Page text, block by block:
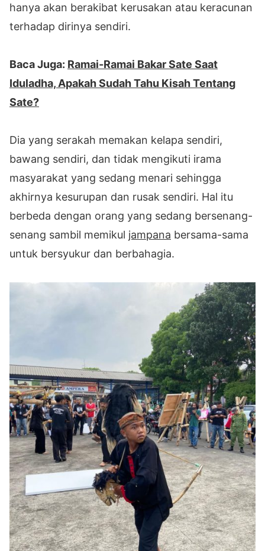
hanya akan berakibat kerusakan atau keracunan
terhadap dirinya sendiri.
Baca Juga: Ramai-Ramai Bakar Sate Saat
Iduladha, Apakah Sudah Tahu Kisah Tentang
Sate?
Dia yang serakah memakan kelapa sendiri,
bawang sendiri, dan tidak mengikuti irama
masyarakat yang sedang menari sehingga
akhirnya kesurupan dan rusak sendiri. Hal itu
berbeda dengan orang yang sedang bersenang-
senang sambil memikul jampana bersama-sama
untuk bersyukur dan berbahagia.